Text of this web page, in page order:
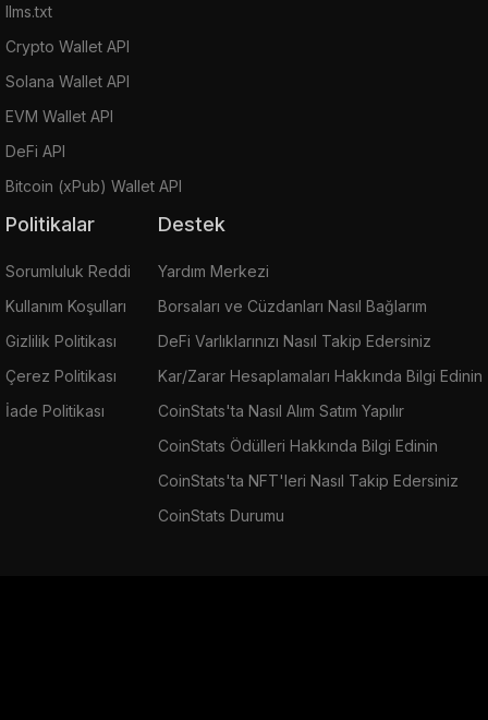
llms.txt
Crypto Wallet API
Solana Wallet API
EVM Wallet API
DeFi API
Bitcoin (xPub) Wallet API
Politikalar
Sorumluluk Reddi
Kullanım Koşulları
Gizlilik Politikası
Çerez Politikası
İade Politikası
Destek
Yardım Merkezi
Borsaları ve Cüzdanları Nasıl Bağlarım
DeFi Varlıklarınızı Nasıl Takip Edersiniz
Kar/Zarar Hesaplamaları Hakkında Bilgi Edinin
CoinStats'ta Nasıl Alım Satım Yapılır
CoinStats Ödülleri Hakkında Bilgi Edinin
CoinStats'ta NFT'leri Nasıl Takip Edersiniz
CoinStats Durumu